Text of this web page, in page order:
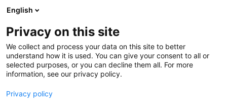
Siirry
sisältöön
English
Privacy on this site
We collect and process your data on this site to better
understand how it is used. You can give your consent to all or
selected purposes, or you can decline them all. For more
information, see our privacy policy.
Privacy policy